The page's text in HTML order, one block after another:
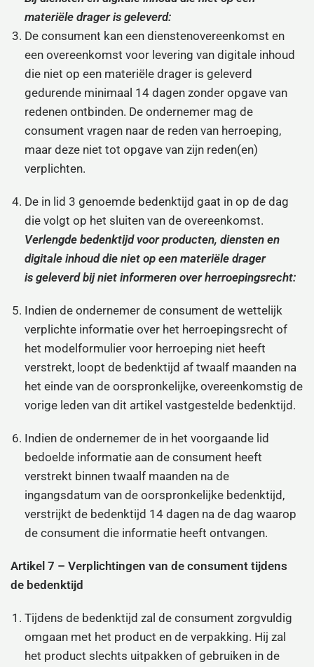
materiële drager is geleverd:
De consument kan een dienstenovereenkomst en
een overeenkomst voor levering van digitale inhoud
die niet op een materiële drager is geleverd
gedurende minimaal 14 dagen zonder opgave van
redenen ontbinden. De ondernemer mag de
consument vragen naar de reden van herroeping,
maar deze niet tot opgave van zijn reden(en)
verplichten.
De in lid 3 genoemde bedenktijd gaat in op de dag
die volgt op het sluiten van de overeenkomst.
Verlengde bedenktijd voor producten, diensten en
digitale inhoud die niet op een materiële drager
is geleverd bij niet informeren over herroepingsrecht:
Indien de ondernemer de consument de wettelijk
verplichte informatie over het herroepingsrecht of
het modelformulier voor herroeping niet heeft
verstrekt, loopt de bedenktijd af twaalf maanden na
het einde van de oorspronkelijke, overeenkomstig de
vorige leden van dit artikel vastgestelde bedenktijd.
Indien de ondernemer de in het voorgaande lid
bedoelde informatie aan de consument heeft
verstrekt binnen twaalf maanden na de
ingangsdatum van de oorspronkelijke bedenktijd,
verstrijkt de bedenktijd 14 dagen na de dag waarop
de consument die informatie heeft ontvangen.
Artikel 7 – Verplichtingen van de consument tijdens
de bedenktijd
Tijdens de bedenktijd zal de consument zorgvuldig
omgaan met het product en de verpakking. Hij zal
het product slechts uitpakken of gebruiken in de